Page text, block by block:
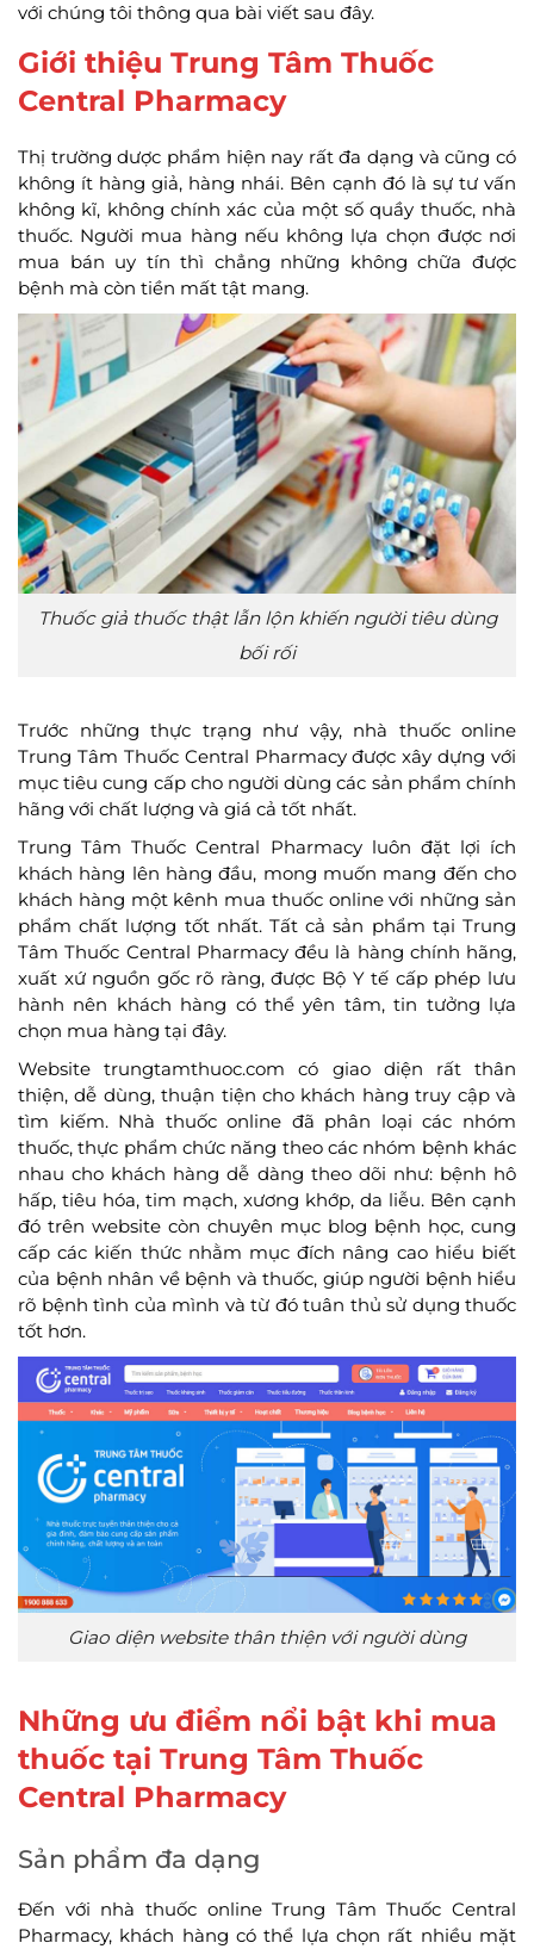
với chúng tôi thông qua bài viết sau đây.
Giới thiệu Trung Tâm Thuốc
Central Pharmacy
Thị trường dược phẩm hiện nay rất đa dạng và cũng có
không ít hàng giả, hàng nhái. Bên cạnh đó là sự tư vấn
không kĩ, không chính xác của một số quầy thuốc, nhà
thuốc. Người mua hàng nếu không lựa chọn được nơi
mua bán uy tín thì chẳng những không chữa được
bệnh mà còn tiền mất tật mang.
Thuốc giả thuốc thật lẫn lộn khiến người tiêu dùng
bối rối
Trước những thực trạng như vậy, nhà thuốc online
Trung Tâm Thuốc Central Pharmacy được xây dựng với
mục tiêu cung cấp cho người dùng các sản phẩm chính
hãng với chất lượng và giá cả tốt nhất.
Trung Tâm Thuốc Central Pharmacy luôn đặt lợi ích
khách hàng lên hàng đầu, mong muốn mang đến cho
khách hàng một kênh mua thuốc online với những sản
phẩm chất lượng tốt nhất. Tất cả sản phẩm tại Trung
Tâm Thuốc Central Pharmacy đều là hàng chính hãng,
xuất xứ nguồn gốc rõ ràng, được Bộ Y tế cấp phép lưu
hành nên khách hàng có thể yên tâm, tin tưởng lựa
chọn mua hàng tại đây.
Website trungtamthuoc.com có giao diện rất thân
thiện, dễ dùng, thuận tiện cho khách hàng truy cập và
tìm kiếm. Nhà thuốc online đã phân loại các nhóm
thuốc, thực phẩm chức năng theo các nhóm bệnh khác
nhau cho khách hàng dễ dàng theo dõi như: bệnh hô
hấp, tiêu hóa, tim mạch, xương khớp, da liễu. Bên cạnh
đó trên website còn chuyên mục blog bệnh học, cung
cấp các kiến thức nhằm mục đích nâng cao hiểu biết
của bệnh nhân về bệnh và thuốc, giúp người bệnh hiểu
rõ bệnh tình của mình và từ đó tuân thủ sử dụng thuốc
tốt hơn.
Giao diện website thân thiện với người dùng
Những ưu điểm nổi bật khi mua
thuốc tại Trung Tâm Thuốc
Central Pharmacy
Sản phẩm đa dạng
Đến với nhà thuốc online Trung Tâm Thuốc Central
Pharmacy, khách hàng có thể lựa chọn rất nhiều mặt